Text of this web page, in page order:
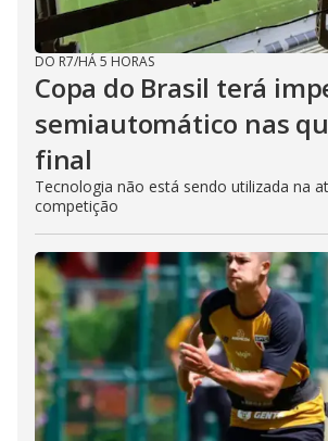
DO R7/HÁ 5 HORAS
Copa do Brasil terá
semiautomático nas
final
Tecnologia não está sendo utilizada na
competição